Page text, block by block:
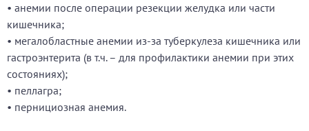
• анемии после операции резекции желудка или части
кишечника;
• мегалобластные анемии из-за туберкулеза кишечника или
гастроэнтерита (в т.ч. – для профилактики анемии при этих
состояниях);
• пеллагра;
• пернициозная анемия.